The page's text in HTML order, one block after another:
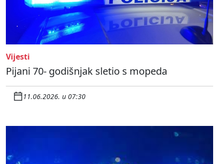
Vijesti
Pijani 70- godišnjak sletio s mopeda
11.06.2026. u 07:30